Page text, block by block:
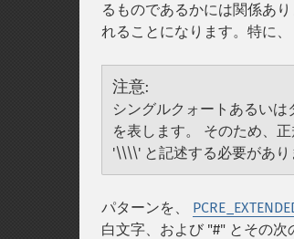
るものであるかには関係あ
れることになります。特に
注意:
シングルクォートあるいは
を表します。 そのため、
'\\\\' と記述する必要があり
パターンを、
白文字、および "#" とその